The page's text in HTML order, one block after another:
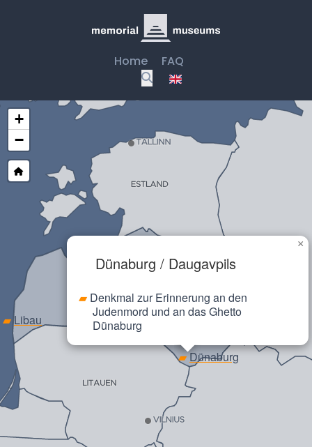
Home FAQ
Dünaburg / Daugavpils
▰ Denkmal zur Erinnerung an den
Judenmord und an das Ghetto
Dünaburg
×
▰Dünaburg
▰Riga
▰Libau ▰Welonen
▰
+
−